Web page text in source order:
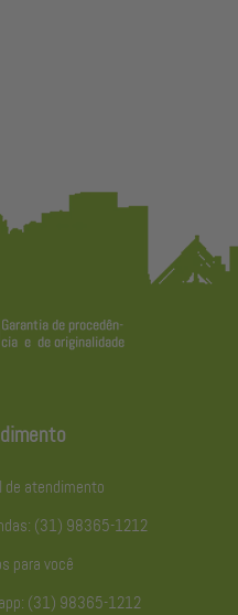
de atendimento
(31) 98365-1212
para você
(31) 98365-1212